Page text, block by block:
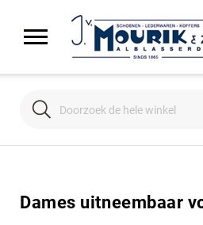
Search
Dames uitneembaar